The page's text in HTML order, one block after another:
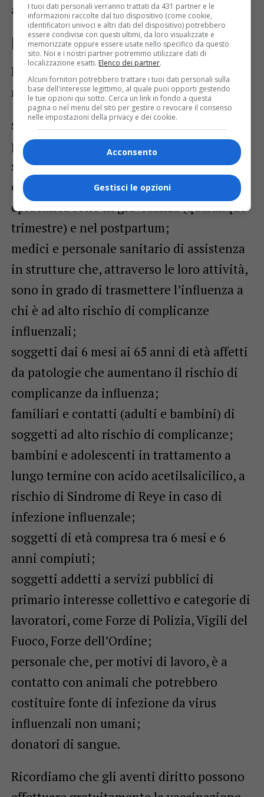
antinfluenzale.
La vaccinazione antinfluenzale
La vaccinazione antinfluenzale è
raccomandata e offerta gratuitamente per:
soggetti di età pari o superiore a 60 anni;
persone di qualunque età ricoverati presso
strutture per lungodegenti;
donne che all’inizio della stagione
epidemica sono in gravidanza (qualunque
trimestre) e nel postpartum;
medici e personale sanitario di assistenza
in strutture che, attraverso le loro attività,
sono in grado di trasmettere l’influenza a
chi è ad alto rischio di complicanze
influenzali;
soggetti dai 6 mesi ai 65 anni di età affetti
da patologie che aumentano il rischio di
complicanze da influenza;
familiari e contatti (adulti e bambini) di
soggetti ad alto rischio di complicanze;
bambini e adolescenti in trattamento a
lungo termine con acido acetilsalicilico, a
rischio di Sindrome di Reye in caso di
infezione influenzale;
soggetti di età compresa tra 6 mesi e 6
anni compiuti;
soggetti addetti a servizi pubblici di
primario interesse collettivo e categorie di
lavoratori, come Forze di Polizia, Vigili del
Fuoco, Forze dell’Ordine;
personale che, per motivi di lavoro, è a
contatto con animali che potrebbero
costituire fonte di infezione da virus
influenzali non umani;
donatori di sangue.
Ricordiamo che gli aventi diritto possono
I tuoi dati personali verranno trattati da 431 partner e le
informazioni raccolte dal tuo dispositivo (come cookie,
identificatori univoci e altri dati del dispositivo) potrebbero
essere condivise con questi ultimi, da loro visualizzate e
memorizzate oppure essere usate nello specifico da questo
sito. Noi e i nostri partner potremmo utilizzare dati di
localizzazione esatti. Elenco dei partner.
Alcuni fornitori potrebbero trattare i tuoi dati personali sulla
base dell'interesse legittimo, al quale puoi opporti gestendo
le tue opzioni qui sotto. Cerca un link in fondo a questa
pagina o nel menu del sito per gestire o revocare il consenso
nelle impostazioni della privacy e dei cookie.
Acconsento
Gestisci le opzioni